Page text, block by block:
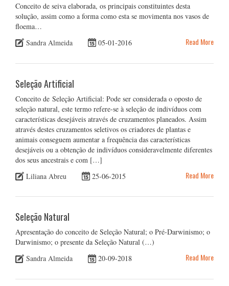
Conceito de seiva elaborada, os principais constituintes desta
solução, assim como a forma como esta se movimenta nos vasos de
floema…
Sandra Almeida
05-01-2016 Read More
Seleção Artificial
Conceito de Seleção Artificial: Pode ser considerada o oposto de
seleção natural, este termo refere-se à seleção de indivíduos com
características desejáveis através de cruzamentos planeados. Assim
através destes cruzamentos seletivos os criadores de plantas e
animais conseguem aumentar a frequência das características
desejáveis ou a obtenção de indivíduos consideravelmente diferentes
dos seus ancestrais e com […]
Liliana Abreu
25-06-2015 Read More
Seleção Natural
Apresentação do conceito de Seleção Natural; o Pré-Darwinismo; o
Darwinismo; o presente da Seleção Natural (…)
Sandra Almeida
20-09-2018 Read More